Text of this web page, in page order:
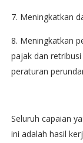
7. Meningkatkan
8. Meningkatkan
pajak dan
peraturan
Seluruh capaian
ini adalah hasil